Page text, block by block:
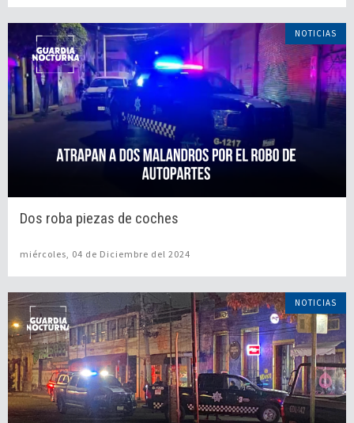
NOTICIAS
Dos roba piezas de coches
miércoles, 04 de Diciembre del 2024
NOTICIAS